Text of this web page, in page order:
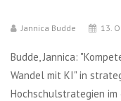
Jannica Budde 13.
Budde, Jannica:
Wandel mit KI" in
Hochschulstrategien